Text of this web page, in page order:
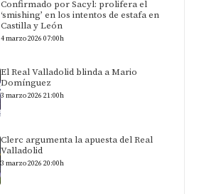
Confirmado por Sacyl: prolifera el
‘smishing’ en los intentos de estafa en
Castilla y León
4 marzo 2026 07:00h
El Real Valladolid blinda a Mario
Domínguez
3 marzo 2026 21:00h
Clerc argumenta la apuesta del Real
Valladolid
3 marzo 2026 20:00h